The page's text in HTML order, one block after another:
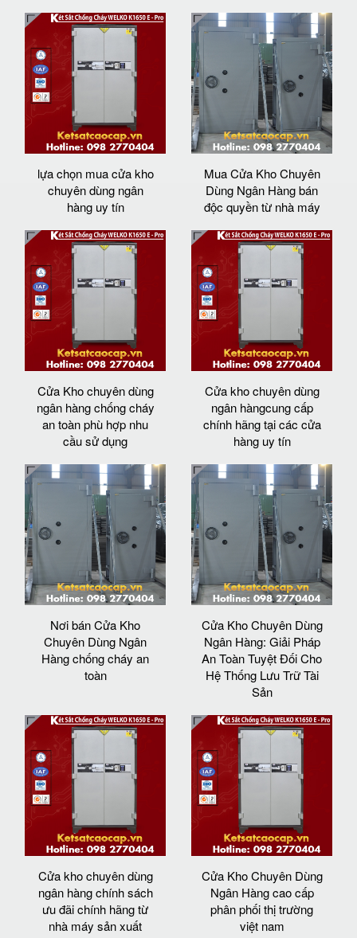
lựa chọn mua cửa kho
chuyên dùng ngân
hàng uy tín
Mua Cửa Kho Chuyên
Dùng Ngân Hàng bán
độc quyền từ nhà máy
Cửa Kho chuyên dùng
ngân hàng chống cháy
an toàn phù hợp nhu
cầu sử dụng
Cửa kho chuyên dùng
ngân hàngcung cấp
chính hãng tại các cửa
hàng uy tín
Nơi bán Cửa Kho
Chuyên Dùng Ngân
Hàng chống cháy an
toàn
Cửa Kho Chuyên Dùng
Ngân Hàng: Giải Pháp
An Toàn Tuyệt Đối Cho
Hệ Thống Lưu Trữ Tài
Sản
Cửa kho chuyên dùng
ngân hàng chính sách
ưu đãi chính hãng từ
nhà máy sản xuất
Cửa Kho Chuyên Dùng
Ngân Hàng cao cấp
phân phối thị trường
việt nam